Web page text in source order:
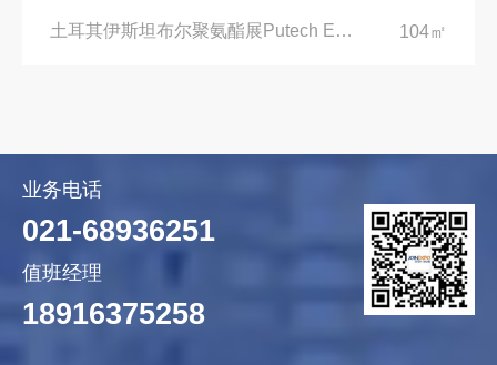
土耳其伊斯坦布尔聚氨酯展Putech Eurasia|土耳其国际会展中心 104㎡
业务电话
021-68936251
值班经理
18916375258